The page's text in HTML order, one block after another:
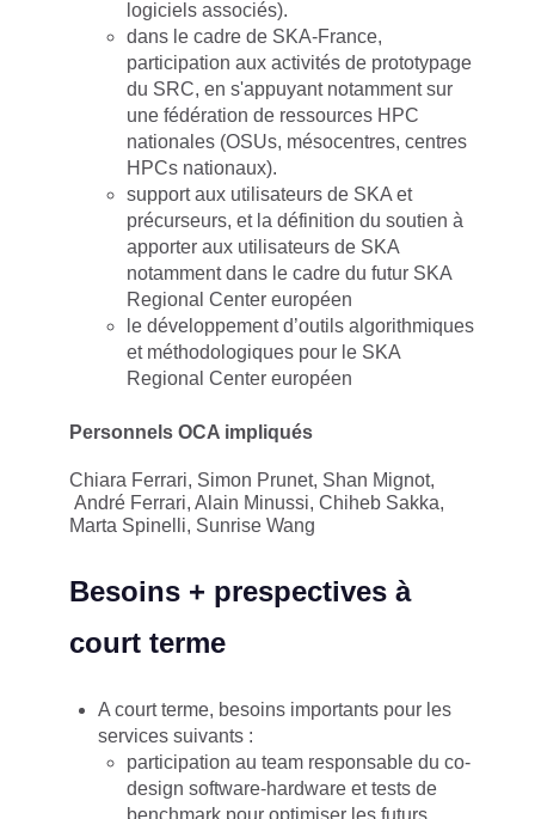
logiciels associés).
dans le cadre de SKA-France,
participation aux activités de prototypage
du SRC, en s'appuyant notamment sur
une fédération de ressources HPC
nationales (OSUs, mésocentres, centres
HPCs nationaux).
support aux utilisateurs de SKA et
précurseurs, et la définition du soutien à
apporter aux utilisateurs de SKA
notamment dans le cadre du futur SKA
Regional Center européen
le développement d’outils algorithmiques
et méthodologiques pour le SKA
Regional Center européen
Personnels OCA impliqués
Chiara Ferrari, Simon Prunet, Shan Mignot,
André Ferrari, Alain Minussi, Chiheb Sakka,
Marta Spinelli, Sunrise Wang
Besoins + prespectives à
court terme
A court terme, besoins importants pour les
services suivants :
participation au team responsable du co-
design software-hardware et tests de
benchmark pour optimiser les futurs